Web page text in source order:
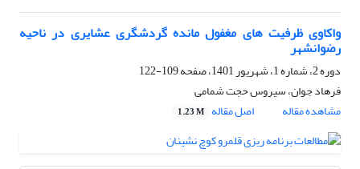
واکاوی ظرفیت های مغفول مانده گردشگری عشایری در ناحیه
رضوانشهر
دوره 2، شماره 1، شهریور 1401، صفحه
109-122
فرهاد جوان، سیروس حجت شمامی
مشاهده مقاله
اصل مقاله 1.23 M